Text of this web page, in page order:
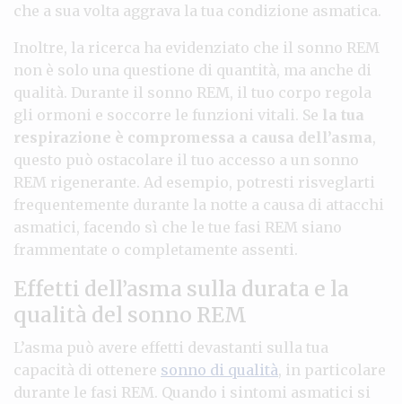
che a sua volta aggrava la tua condizione asmatica.
Inoltre, la ricerca ha evidenziato che il sonno REM
non è solo una questione di quantità, ma anche di
qualità. Durante il sonno REM, il tuo corpo regola
gli ormoni e soccorre le funzioni vitali. Se la tua
respirazione è compromessa a causa dell’asma,
questo può ostacolare il tuo accesso a un sonno
REM rigenerante. Ad esempio, potresti risveglarti
frequentemente durante la notte a causa di attacchi
asmatici, facendo sì che le tue fasi REM siano
frammentate o completamente assenti.
Effetti dell’asma sulla durata e la
qualità del sonno REM
L’asma può avere effetti devastanti sulla tua
capacità di ottenere sonno di qualità, in particolare
durante le fasi REM. Quando i sintomi asmatici si